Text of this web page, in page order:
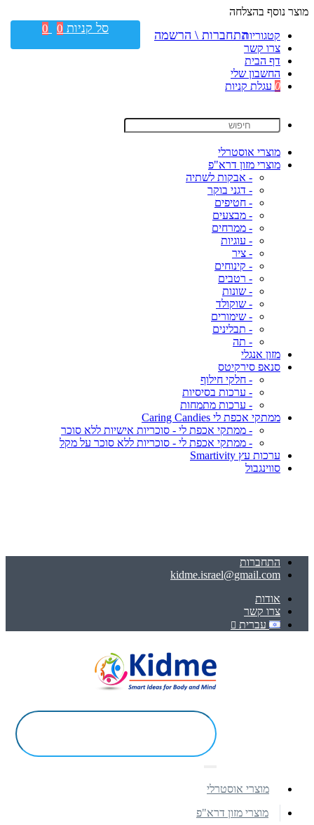
מוצר נוסף בהצלחה
קטגוריות
צרו קשר
דף הבית
החשבון שלי
0 עגלת קניות
מוצרי אוסטרלי
מוצרי מזון דרא"פ
- אבקות לשתיה
- דגני בוקר
- חטיפים
- מבצעים
- ממרחים
- עוגיות
- ציר
- קינוחים
- רטבים
- שונות
- שוקולד
- שימורים
- תבלינים
- תה
מזון אנגלי
סנאפ סירקיטס
- חלקי חילוף
- ערכות בסיסיות
- ערכות מתמחות
ממתקי אכפת לי Caring Candies
- ממתקי אכפת לי - סוכריות אישיות ללא סוכר
- ממתקי אכפת לי - סוכריות ללא סוכר על מקל
ערכות עץ Smartivity
סווינגבול
התחברות
kidme.israel@gmail.com
אודות
צרו קשר
עברית
התחברות \ הרשמה סל קניות 0
0
מוצרי אוסטרלי
מוצרי מזון דרא"פ